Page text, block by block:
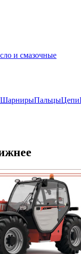
и смазочные
ШарнирыПальцыЦепи